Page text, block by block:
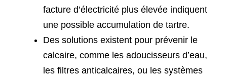
facture d’électricité plus élevée indiquent
une possible accumulation de tartre.
Des solutions existent pour prévenir le
calcaire, comme les adoucisseurs d’eau,
les filtres anticalcaires, ou les systèmes